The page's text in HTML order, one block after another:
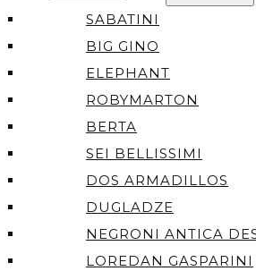
SABATINI
BIG GINO
ELEPHANT
ROBYMARTON
BERTA
SEI BELLISSIMI
DOS ARMADILLOS
DUGLADZE
NEGRONI ANTICA
LOREDAN GASPARINI